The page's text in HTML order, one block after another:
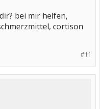
bei mir helfen,
cortison
#11